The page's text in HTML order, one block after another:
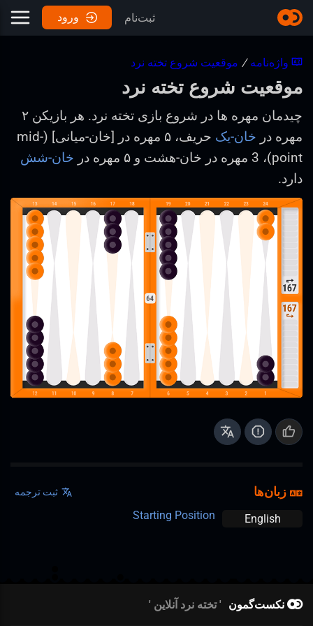
ثبت‌نام ورود
واژه‌نامه / موقعیت شروع تخته نرد
موقعیت شروع تخته نرد
چیدمان مهره ها در شروع بازی تخته نرد. هر بازیکن ۲
مهره در خان-یک
حریف، ۵ مهره در [خان-میانی] (mid-
point)، 3 مهره در خان-هشت و ۵ مهره در
خان-شش
دارد.
زبان‌ها ثبت ترجمه
English
Starting Position
نکست‌گمون تخته نرد آنلاین